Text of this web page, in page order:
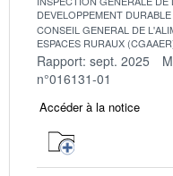
DEVELOPPEMENT
CONSEIL GENERAL DE
ESPACES RURAUX
Rapport: sept. 2025
n°016131-01
Accéder à la notice